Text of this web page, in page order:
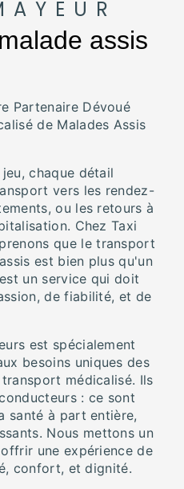
assis
Partenaire Dévoué
de Malades Assis
chaque détail
vers les rendez-
ou les retours à
Chez Taxi
que le transport
est bien plus qu'un
un service qui doit
de fiabilité, et de
est spécialement
besoins uniques des
médicalisé. Ils
: ce sont
santé à part entière,
Nous mettons un
une expérience de
confort, et dignité.